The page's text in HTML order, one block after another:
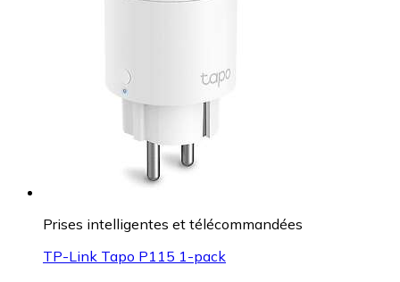
Prises intelligentes et télécommandées
TP-Link Tapo P115 1-pack